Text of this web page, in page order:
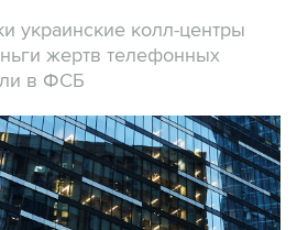
украинские колл-центры
жертв телефонных
в ФСБ